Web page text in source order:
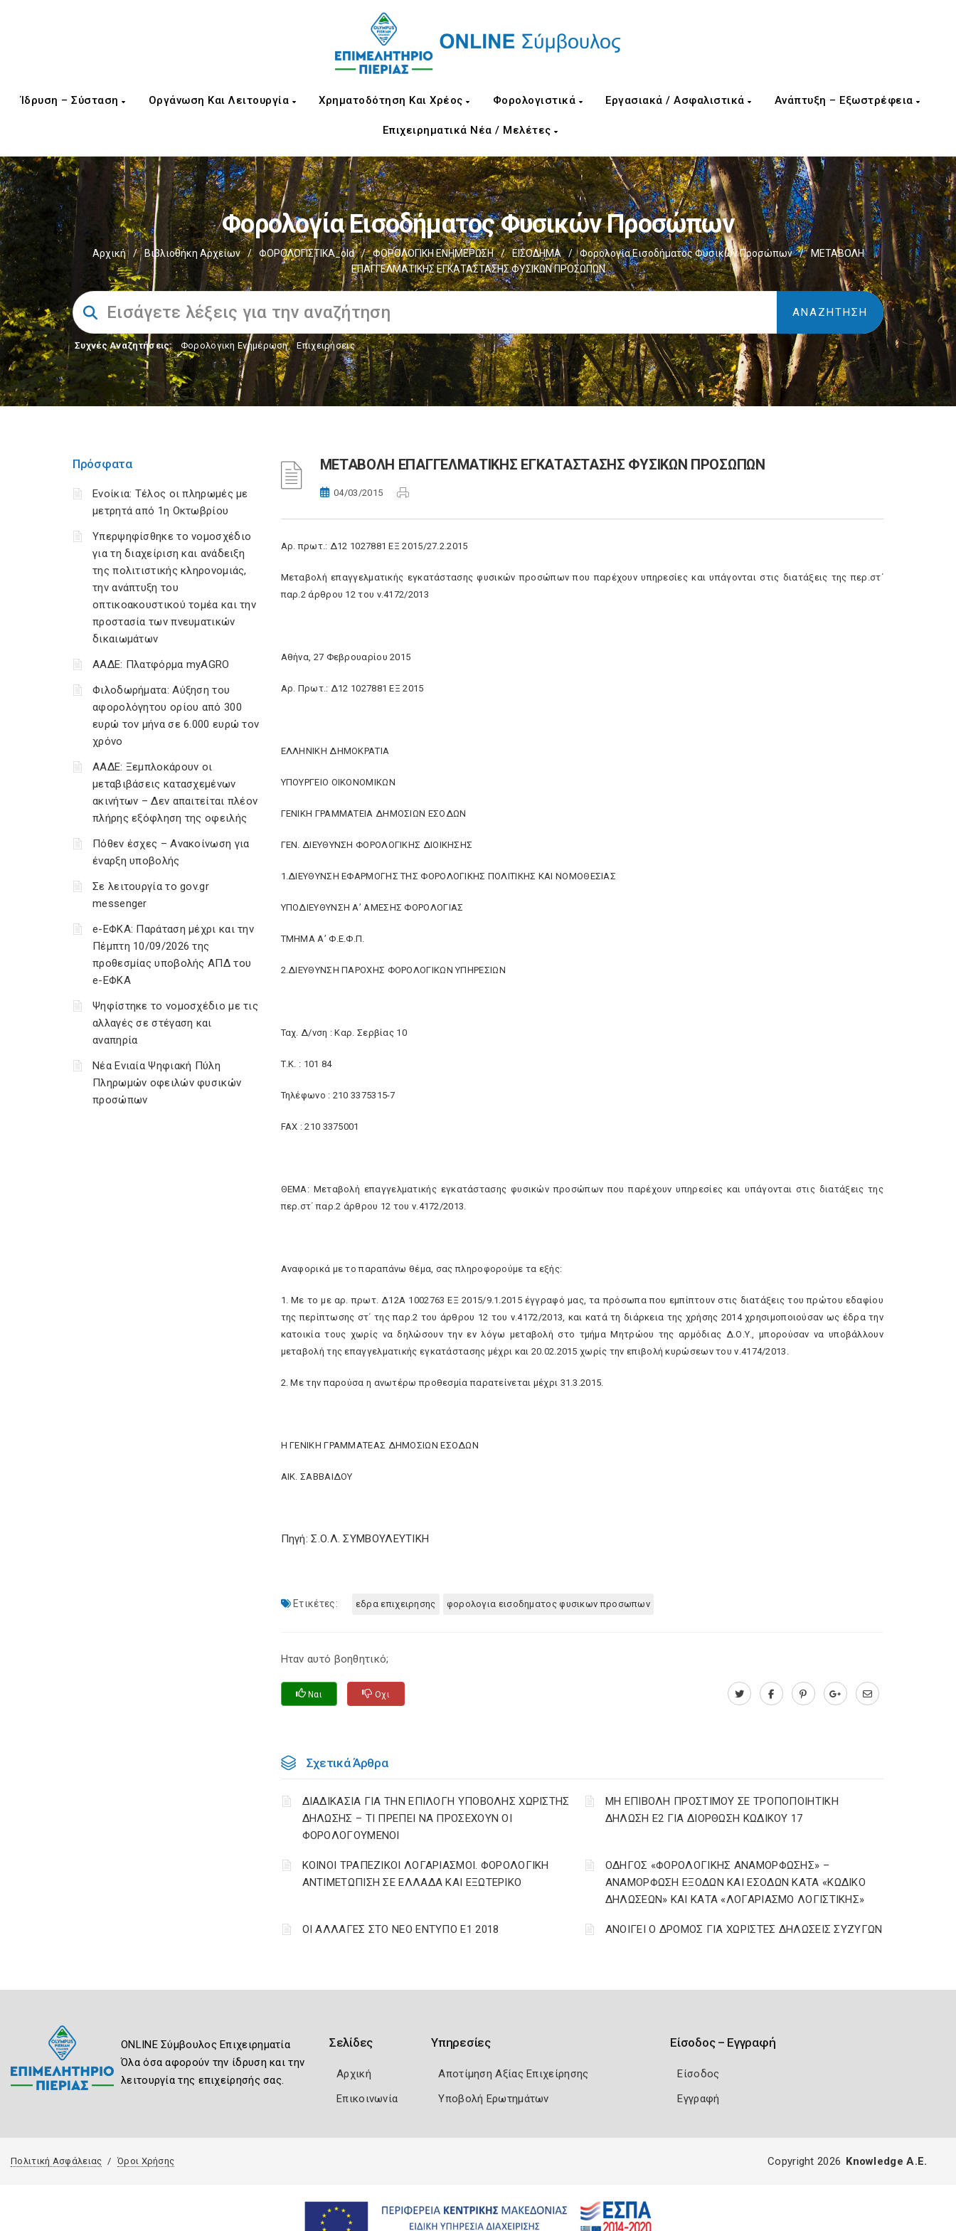
Ίδρυση – Σύσταση Οργάνωση Και Λειτουργία Χρηματοδότηση Και Χρέος Φορολογιστικά Εργασιακά / Ασφαλιστικά Ανάπτυξη – Εξωστρέφεια
Επιχειρηματικά Νέα / Μελέτες
Φορολογία Εισοδήματος Φυσικών Προσώπων
Αρχική / Βιβλιοθήκη Αρχείων / ΦΟΡΟΛΟΓΙΣΤΙΚΑ_old / ΦΟΡΟΛΟΓΙΚΗ ΕΝΗΜΕΡΩΣΗ / ΕΙΣΟΔΗΜΑ / Φορολογία Εισοδήματος Φυσικών Προσώπων /
ΜΕΤΑΒΟΛΗ
ΕΠΑΓΓΕΛΜΑΤΙΚΗΣ ΕΓΚΑΤΑΣΤΑΣΗΣ ΦΥΣΙΚΩΝ ΠΡΟΣΩΠΩΝ
Συχνές Αναζητήσεις: Φορολογικη Ενημέρωση, Επιχειρήσεις
Πρόσφατα
Ενοίκια: Τέλος οι πληρωμές με
μετρητά από 1η Οκτωβρίου
Υπερψηφίσθηκε το νομοσχέδιο
για τη διαχείριση και ανάδειξη
της πολιτιστικής κληρονομιάς,
την ανάπτυξη του
οπτικοακουστικού τομέα και την
προστασία των πνευματικών
δικαιωμάτων
ΑΑΔΕ: Πλατφόρμα myAGRO
Φιλοδωρήματα: Αύξηση του
αφορολόγητου ορίου από 300
ευρώ τον μήνα σε 6.000 ευρώ τον
χρόνο
ΑΑΔΕ: Ξεμπλοκάρουν οι
μεταβιβάσεις κατασχεμένων
ακινήτων – Δεν απαιτείται πλέον
πλήρης εξόφληση της οφειλής
Πόθεν έσχες – Ανακοίνωση για
έναρξη υποβολής
Σε λειτουργία το gov.gr
messenger
e-ΕΦΚΑ: Παράταση μέχρι και την
Πέμπτη 10/09/2026 της
προθεσμίας υποβολής ΑΠΔ του
e-ΕΦΚΑ
Ψηφίστηκε το νομοσχέδιο με τις
αλλαγές σε στέγαση και
αναπηρία
Νέα Ενιαία Ψηφιακή Πύλη
Πληρωμών οφειλών φυσικών
προσώπων
ΜΕΤΑΒΟΛΗ ΕΠΑΓΓΕΛΜΑΤΙΚΗΣ ΕΓΚΑΤΑΣΤΑΣΗΣ ΦΥΣΙΚΩΝ ΠΡΟΣΩΠΩΝ
04/03/2015
Αρ. πρωτ.: Δ12 1027881 ΕΞ 2015/27.2.2015
Μεταβολή επαγγελματικής εγκατάστασης φυσικών προσώπων που παρέχουν υπηρεσίες και υπάγονται στις διατάξεις της περ.στ΄
παρ.2 άρθρου 12 του ν.4172/2013
Αθήνα, 27 Φεβρουαρίου 2015
Αρ. Πρωτ.: Δ12 1027881 ΕΞ 2015
ΕΛΛΗΝΙΚΗ ΔΗΜΟΚΡΑΤΙΑ
ΥΠΟΥΡΓΕΙΟ ΟΙΚΟΝΟΜΙΚΩΝ
ΓΕΝΙΚΗ ΓΡΑΜΜΑΤΕΙΑ ΔΗΜΟΣΙΩΝ ΕΣΟΔΩΝ
ΓΕΝ. ΔΙΕΥΘΥΝΣΗ ΦΟΡΟΛΟΓΙΚΗΣ ΔΙΟΙΚΗΣΗΣ
1.ΔΙΕΥΘΥΝΣΗ ΕΦΑΡΜΟΓΗΣ ΤΗΣ ΦΟΡΟΛΟΓΙΚΗΣ ΠΟΛΙΤΙΚΗΣ ΚΑΙ ΝΟΜΟΘΕΣΙΑΣ
ΥΠΟΔΙΕΥΘΥΝΣΗ Α’ ΑΜΕΣΗΣ ΦΟΡΟΛΟΓΙΑΣ
ΤΜΗΜΑ Α’ Φ.Ε.Φ.Π.
2.ΔΙΕΥΘΥΝΣΗ ΠΑΡΟΧΗΣ ΦΟΡΟΛΟΓΙΚΩΝ ΥΠΗΡΕΣΙΩΝ
Ταχ. Δ/νση : Καρ. Σερβίας 10
Τ.Κ. : 101 84
Τηλέφωνο : 210 3375315-7
FAX : 210 3375001
ΘΕΜΑ: Μεταβολή επαγγελματικής εγκατάστασης φυσικών προσώπων που παρέχουν υπηρεσίες και υπάγονται στις διατάξεις της
περ.στ΄ παρ.2 άρθρου 12 του ν.4172/2013.
Αναφορικά με το παραπάνω θέμα, σας πληροφορούμε τα εξής:
1. Με το με αρ. πρωτ. Δ12Α 1002763 ΕΞ 2015/9.1.2015 έγγραφό μας, τα πρόσωπα που εμπίπτουν στις διατάξεις του πρώτου εδαφίου
της περίπτωσης στ΄ της παρ.2 του άρθρου 12 του ν.4172/2013, και κατά τη διάρκεια της χρήσης 2014 χρησιμοποιούσαν ως έδρα την
κατοικία τους χωρίς να δηλώσουν την εν λόγω μεταβολή στο τμήμα Μητρώου της αρμόδιας Δ.Ο.Υ., μπορούσαν να υποβάλλουν
μεταβολή της επαγγελματικής εγκατάστασης μέχρι και 20.02.2015 χωρίς την επιβολή κυρώσεων του ν.4174/2013.
2. Με την παρούσα η ανωτέρω προθεσμία παρατείνεται μέχρι 31.3.2015.
Η ΓΕΝΙΚΗ ΓΡΑΜΜΑΤΕΑΣ ΔΗΜΟΣΙΩΝ ΕΣΟΔΩΝ
ΑΙΚ. ΣΑΒΒΑΙΔΟΥ
Πηγή: Σ.Ο.Λ. ΣΥΜΒΟΥΛΕΥΤΙΚΗ
Ετικέτες: εδρα επιχειρησης φορολογια εισοδηματος φυσικων προσωπων
Ηταν αυτό βοηθητικό;
Ναι Οχι
Σχετικά Άρθρα
ΔΙΑΔΙΚΑΣΙΑ ΓΙΑ ΤΗΝ ΕΠΙΛΟΓΗ ΥΠΟΒΟΛΗΣ ΧΩΡΙΣΤΗΣ
ΔΗΛΩΣΗΣ – ΤΙ ΠΡΕΠΕΙ ΝΑ ΠΡΟΣΕΧΟΥΝ ΟΙ
ΦΟΡΟΛΟΓΟΥΜΕΝΟΙ
ΜΗ ΕΠΙΒΟΛΗ ΠΡΟΣΤΙΜΟΥ ΣΕ ΤΡΟΠΟΠΟΙΗΤΙΚΗ
ΔΗΛΩΣΗ Ε2 ΓΙΑ ΔΙΟΡΘΩΣΗ ΚΩΔΙΚΟΥ 17
ΚΟΙΝΟΙ ΤΡΑΠΕΖΙΚΟΙ ΛΟΓΑΡΙΑΣΜΟΙ. ΦΟΡΟΛΟΓΙΚΗ
ΑΝΤΙΜΕΤΩΠΙΣΗ ΣΕ ΕΛΛΑΔΑ ΚΑΙ ΕΞΩΤΕΡΙΚΟ
ΟΔΗΓΟΣ «ΦΟΡΟΛΟΓΙΚΗΣ ΑΝΑΜΟΡΦΩΣΗΣ» –
ΑΝΑΜΟΡΦΩΣΗ ΕΞΟΔΩΝ ΚΑΙ ΕΣΟΔΩΝ ΚΑΤΑ «ΚΩΔΙΚΟ
ΔΗΛΩΣΕΩΝ» ΚΑΙ ΚΑΤΑ «ΛΟΓΑΡΙΑΣΜΟ ΛΟΓΙΣΤΙΚΗΣ»
ΟΙ ΑΛΛΑΓΕΣ ΣΤΟ ΝΕΟ ΕΝΤΥΠΟ Ε1 2018 ΑΝΟΙΓΕΙ Ο ΔΡΟΜΟΣ ΓΙΑ ΧΩΡΙΣΤΕΣ ΔΗΛΩΣΕΙΣ ΣΥΖΥΓΩΝ
ONLINE Σύμβουλος Επιχειρηματία
Όλα όσα αφορούν την ίδρυση και την
λειτουργία της επιχείρησής σας.
Σελίδες
Αρχική
Επικοινωνία
Υπηρεσίες
Αποτίμηση Αξίας Επιχείρησης
Υποβολή Ερωτημάτων
Είσοδος – Εγγραφή
Είσοδος
Εγγραφή
Πολιτική Ασφάλειας Όροι Χρήσης Copyright 2026 Knowledge A.E.